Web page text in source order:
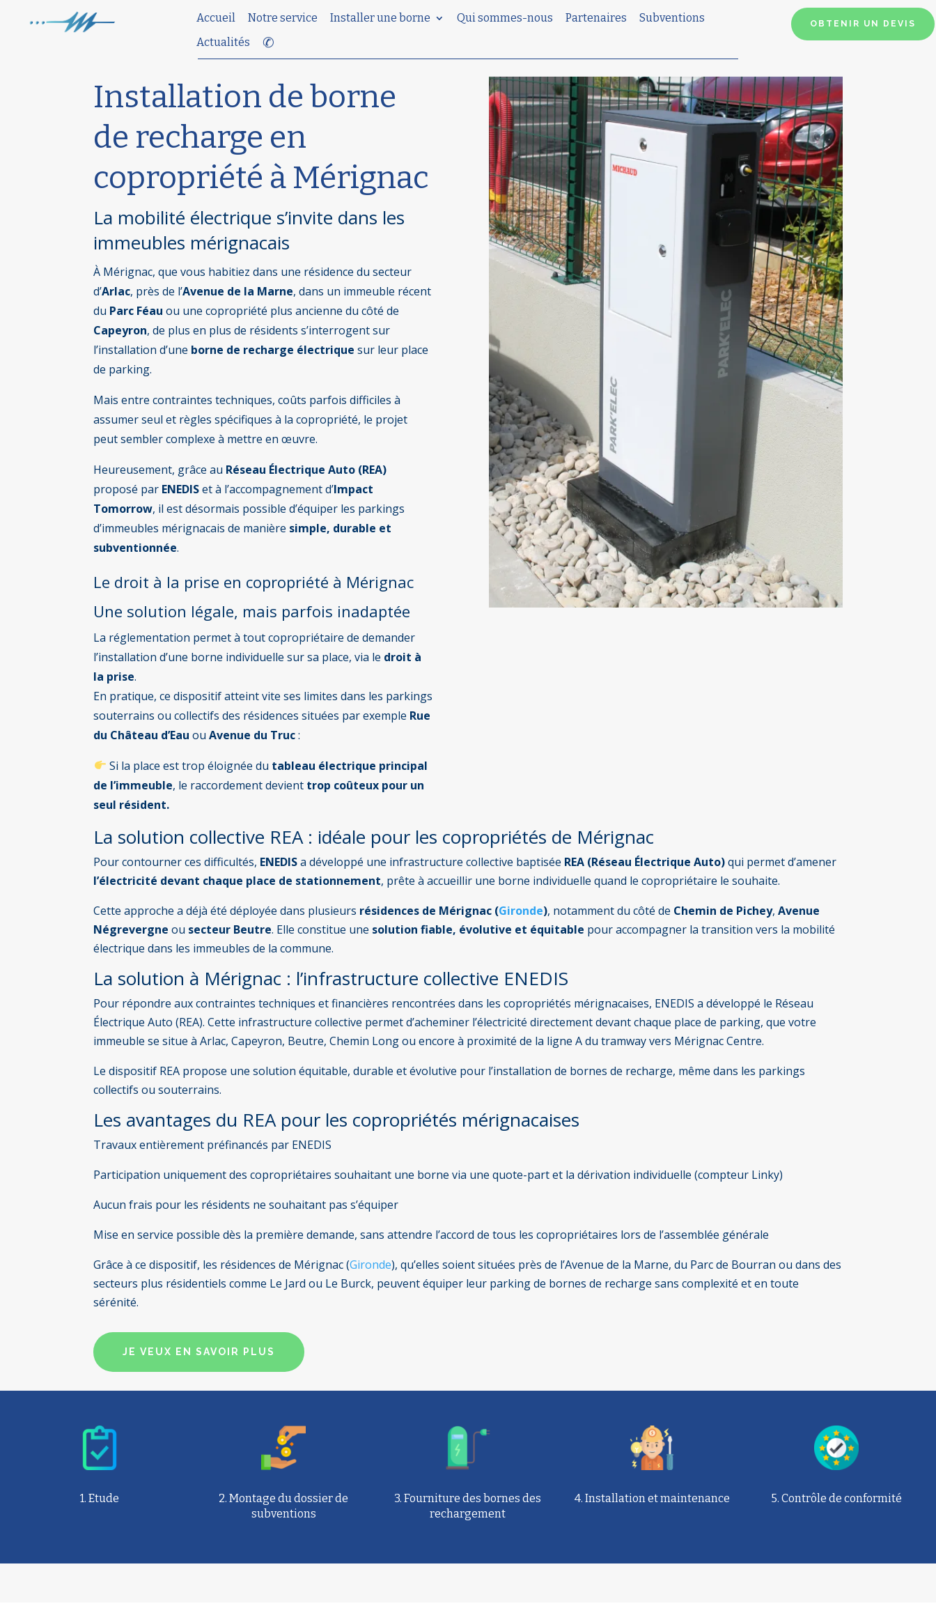
Accueil Notre service Installer une borne Qui sommes-nous Partenaires
Subventions
Actualités
✆
OBTENIR UN DEVIS
Installation de borne
de recharge en
copropriété à Mérignac
La mobilité électrique s’invite dans les
immeubles mérignacais
À Mérignac, que vous habitiez dans une résidence du secteur
d’Arlac, près de l’Avenue de la Marne, dans un immeuble récent
du Parc Féau ou une copropriété plus ancienne du côté de
Capeyron, de plus en plus de résidents s’interrogent sur
l’installation d’une borne de recharge électrique sur leur place
de parking.
Mais entre contraintes techniques, coûts parfois difficiles à
assumer seul et règles spécifiques à la copropriété, le projet
peut sembler complexe à mettre en œuvre.
Heureusement, grâce au Réseau Électrique Auto (REA)
proposé par ENEDISet à l’accompagnement d’Impact
Tomorrow, il est désormais possible d’équiper les parkings
d’immeubles mérignacais de manière simple, durable et
subventionnée.
Le droit à la prise en copropriété à Mérignac
Une solution légale, mais parfois inadaptée
La réglementation permet à tout copropriétaire de demander
l’installation d’une borne individuelle sur sa place, via le droit à
la prise.
En pratique, ce dispositif atteint vite ses limites dans les parkings
souterrains ou collectifs des résidences situées par exemple Rue
du Château d’Eau ouAvenue du Truc:
Si la place est trop éloignée du tableau électrique principal
de l’immeuble, le raccordement devient trop coûteux pour un
seul résident.
La solution collective REA : idéale pour les copropriétés de Mérignac
Pour contourner ces difficultés, ENEDISa développé une infrastructure collective baptisée REA (Réseau Électrique Auto)qui permet d’amener
l’électricité devant chaque place de stationnement, prête à accueillir une borne individuelle quand le copropriétaire le souhaite.
Cette approche a déjà été déployée dans plusieurs résidences de Mérignac (Gironde), notamment du côté de Chemin de Pichey,Avenue
Négrevergne ou secteur Beutre. Elle constitue une solution fiable, évolutive et équitable pour accompagner la transition vers la mobilité
électrique dans les immeubles de la commune.
La solution à Mérignac : l’infrastructure collective ENEDIS
Pour répondre aux contraintes techniques et financières rencontrées dans les copropriétés mérignacaises, ENEDIS a développé le Réseau
Électrique Auto (REA). Cette infrastructure collective permet d’acheminer l’électricité directement devant chaque place de parking, que votre
immeuble se situe à Arlac, Capeyron, Beutre, Chemin Long ou encore à proximité de la ligne A du tramway vers Mérignac Centre.
Le dispositif REA propose une solution équitable, durable et évolutive pour l’installation de bornes de recharge, même dans les parkings
collectifs ou souterrains.
Les avantages du REA pour les copropriétés mérignacaises
Travaux entièrement préfinancés par ENEDIS
Participation uniquement des copropriétaires souhaitant une borne via une quote-part et la dérivation individuelle (compteur Linky)
Aucun frais pour les résidents ne souhaitant pas s’équiper
Mise en service possible dès la première demande, sans attendre l’accord de tous les copropriétaires lors de l’assemblée générale
Grâce à ce dispositif, les résidences de Mérignac (Gironde), qu’elles soient situées près de l’Avenue de la Marne, du Parc de Bourran ou dans des
secteurs plus résidentiels comme Le Jard ou Le Burck, peuvent équiper leur parking de bornes de recharge sans complexité et en toute
sérénité.
JE VEUX EN SAVOIR PLUS
1. Etude
2. Montage du dossier de
subventions
3. Fourniture des bornes des
rechargement
4. Installation et maintenance 5. Contrôle de conformité